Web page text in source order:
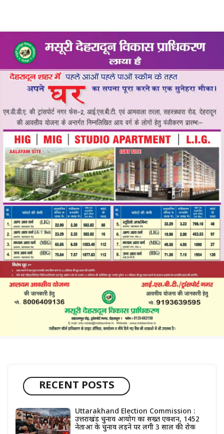
RECENT POSTS
Uttarakhand Election Commission :
उत्तराखंड चुनाव आयोग का सख्त एक्शन, 1452
नेताओं के चुनाव लड़ने पर लगी 3 साल की रोक